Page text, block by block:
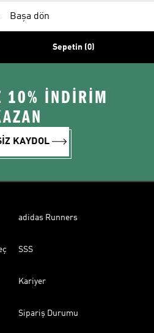
Başa dön
Sepetin (0)
10% İNDİRİM
KAYDOL
adidas Runners
SSS
Kariyer
Sipariş Durumu